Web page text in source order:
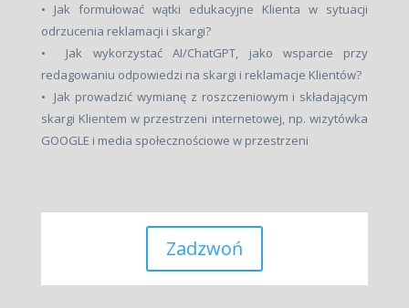
• Jak formułować wątki edukacyjne Klienta w sytuacji
odrzucenia reklamacji i skargi?
• Jak wykorzystać AI/ChatGPT, jako wsparcie przy
redagowaniu odpowiedzi na skargi i reklamacje Klientów?
• Jak prowadzić wymianę z roszczeniowym i składającym
skargi Klientem w przestrzeni internetowej, np. wizytówka
GOOGLE i media społecznościowe w przestrzeni
Zadzwoń